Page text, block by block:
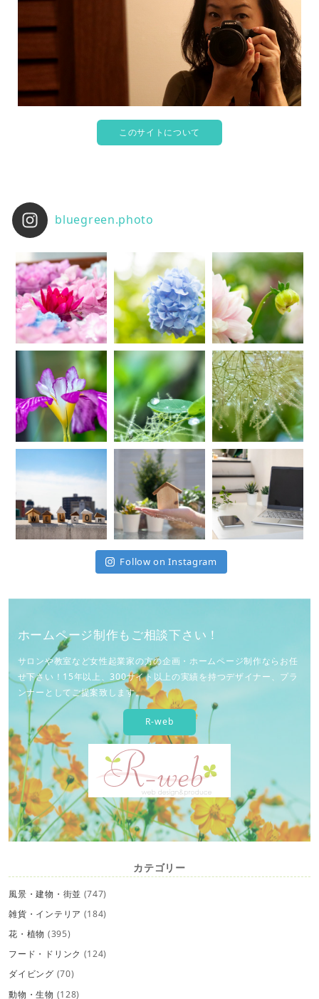
このサイトについて
bluegreen.photo
Follow on Instagram
ホームページ制作もご相談下さい！
サロンや教室など女性起業家の方の企画・ホームページ制作ならお任
せ下さい！15年以上、300サイト以上の実績を持つデザイナー、プラ
ンナーとしてご提案致します。
R-web
カテゴリー
風景・建物・街並 (747)
雑貨・インテリア (184)
花・植物 (395)
フード・ドリンク (124)
ダイビング (70)
動物・生物 (128)